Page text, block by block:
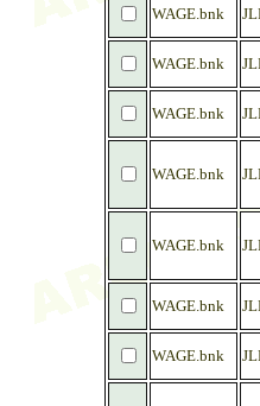
WAGE.bnk
WAGE.bnk
WAGE.bnk
WAGE.bnk
WAGE.bnk
WAGE.bnk
WAGE.bnk